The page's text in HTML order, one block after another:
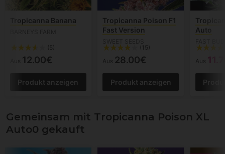
Tropicanna Banana
(5)
12.00€
Produkt anzeigen
Tropicanna Poison F1
Fast Version
(15)
Aus 28.00€
Produkt anzeigen
Auto
Aus
Gemeinsam mit Tropicanna Poison XL
Auto0 gekauft